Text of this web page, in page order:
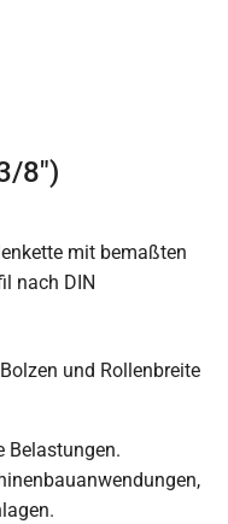
8″)
und Rollenbreite
Belastungen.